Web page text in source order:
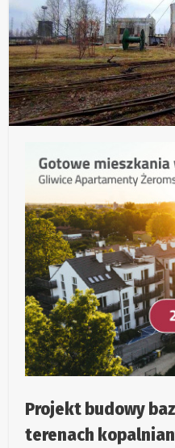
Projekt budowy
terenach